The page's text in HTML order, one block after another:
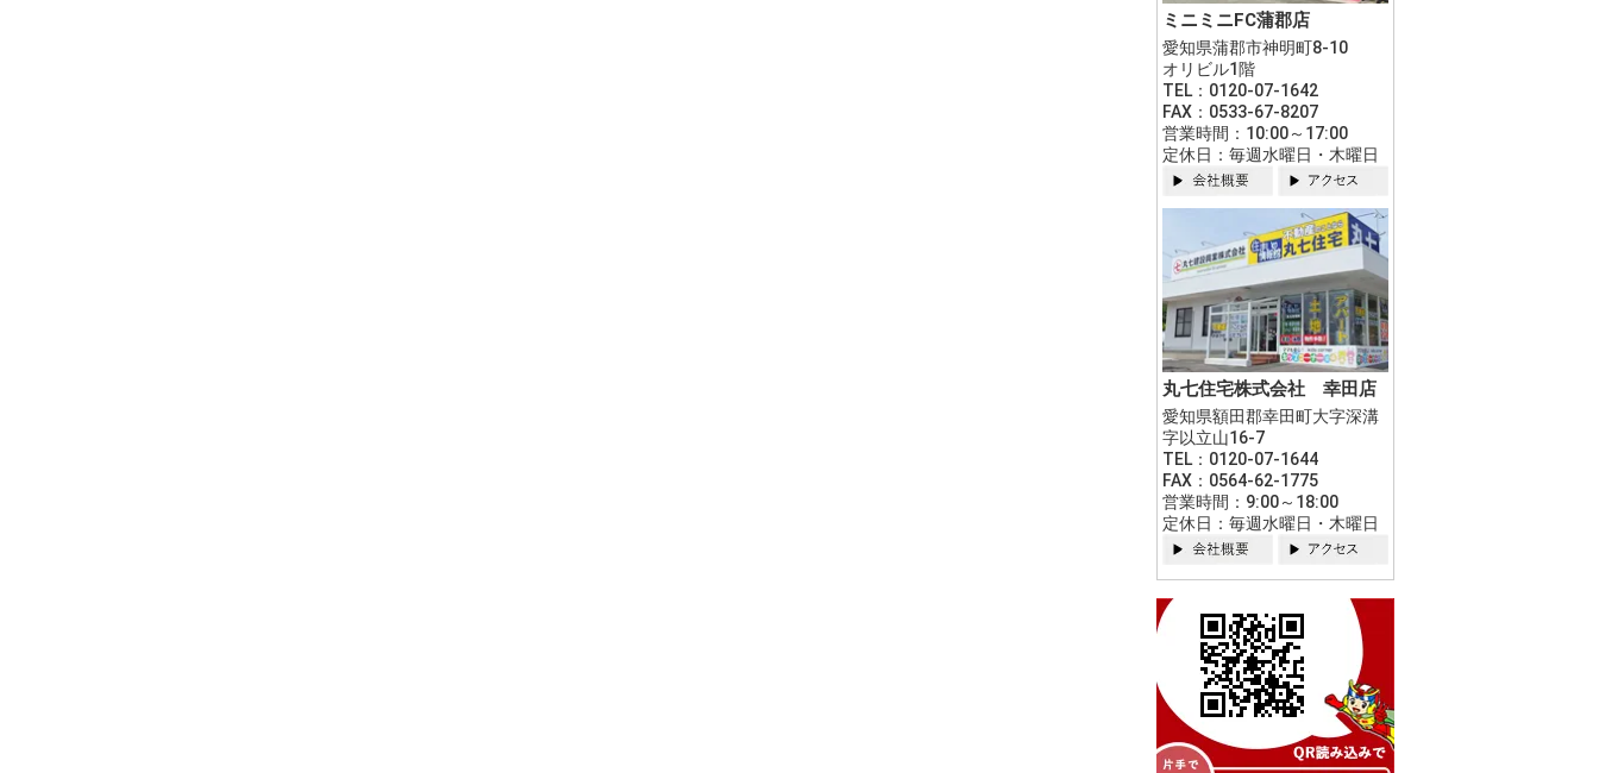
ミニミニFC蒲郡店
愛知県蒲郡市神明町8-10
オリビル1階
TEL：0120-07-1642
FAX：0533-67-8207
営業時間：10:00～17:00
定休日：毎週水曜日・木曜日
丸七住宅株式会社 幸田店
愛知県額田郡幸田町大字深溝
字以立山16-7
TEL：0120-07-1644
FAX：0564-62-1775
営業時間：9:00～18:00
定休日：毎週水曜日・木曜日